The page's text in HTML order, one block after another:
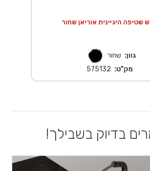
שטיפה היגיינית אוריאן שחור
גוון: שחור
מק"ט: 575132
בדיוק בשבילך!